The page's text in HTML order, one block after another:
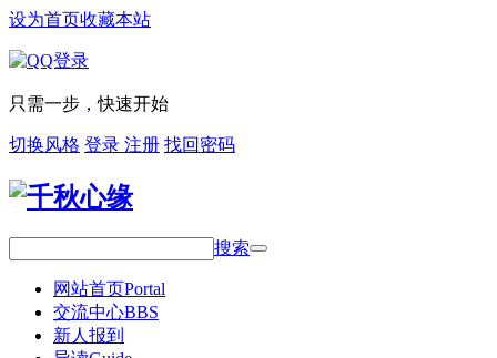
设为首页收藏本站
只需一步，快速开始
切换风格 登录 注册 找回密码
搜索
网站首页Portal
交流中心BBS
新人报到